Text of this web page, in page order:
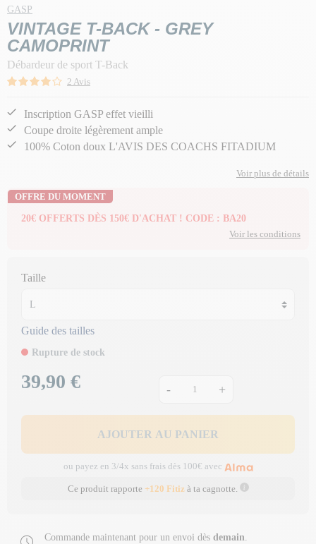
GASP
VINTAGE T-BACK - GREY
CAMOPRINT
Débardeur de sport T-Back
2 Avis
Inscription GASP effet vieilli
Coupe droite légèrement ample
100% Coton doux L'AVIS DES COACHS FITADIUM
Voir plus de détails
OFFRE DU MOMENT
20€ OFFERTS DÈS 150€ D'ACHAT ! CODE : BA20
Voir les conditions
Taille
Guide des tailles
Rupture de stock
Prix
39,90 € - +
AJOUTER AU PANIER
ou payez en 3/4x sans frais dès 100€ avec
Ce produit rapporte +120 Fitizà ta cagnotte.
Commande maintenant pour un envoi dès demain.